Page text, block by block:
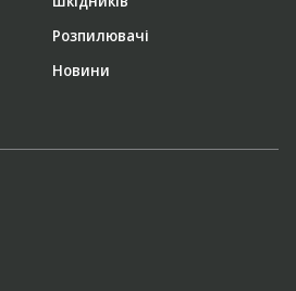
Розпилювачі
Новини